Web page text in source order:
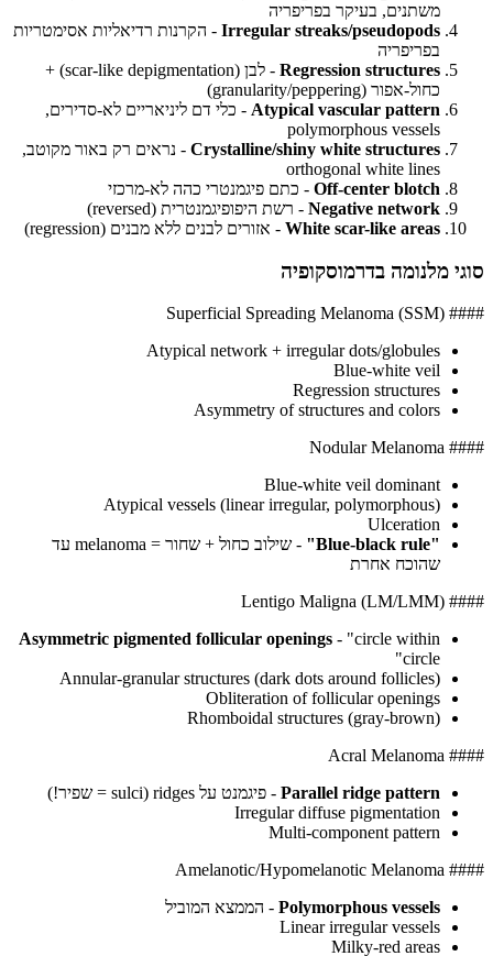
משתנים, בעיקר בפריפריה
Irregular streaks/pseudopods - הקרנות רדיאליות אסימטריות
בפריפריה
Regression structures
- לבן (scar-like depigmentation) +
כחול-אפור (granularity/peppering)
Atypical vascular pattern - כלי דם ליניאריים לא-סדירים,
polymorphous vessels
Crystalline/shiny white structures - נראים רק באור מקוטב,
orthogonal white lines
Off-center blotch - כתם פיגמנטרי כהה לא-מרכזי
Negative network - רשת היפופיגמנטרית (reversed)
White scar-like areas - אזורים לבנים ללא מבנים (regression)
סוגי מלנומה בדרמוסקופיה
#### Superficial Spreading Melanoma (SSM)
Atypical network + irregular dots/globules
Blue-white veil
Regression structures
Asymmetry of structures and colors
#### Nodular Melanoma
Blue-white veil dominant
Atypical vessels (linear irregular, polymorphous)
Ulceration
"Blue-black rule"
- שילוב כחול + שחור = melanoma עד
שהוכח אחרת
#### Lentigo Maligna (LM/LMM)
Asymmetric pigmented follicular openings - "circle within
circle"
Annular-granular structures (dark dots around follicles)
Obliteration of follicular openings
Rhomboidal structures (gray-brown)
#### Acral Melanoma
Parallel ridge pattern - פיגמנט על ridges (sulci = שפיר!)
Irregular diffuse pigmentation
Multi-component pattern
#### Amelanotic/Hypomelanotic Melanoma
Polymorphous vessels - הממצא המוביל
Linear irregular vessels
Milky-red areas